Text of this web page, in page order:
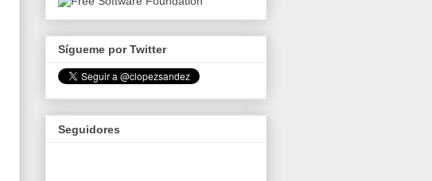
Sígueme por Twitter
Seguidores